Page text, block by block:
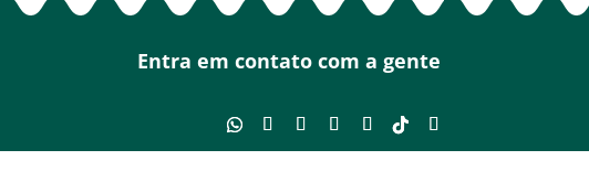
Entra em contato com a gente